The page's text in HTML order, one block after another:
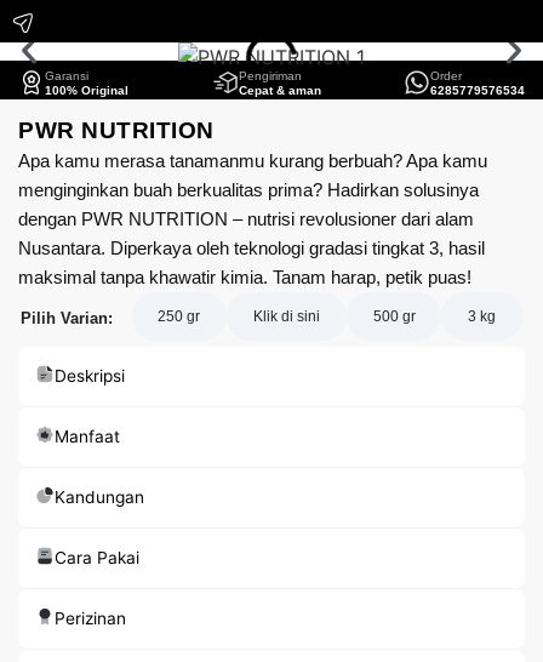
Garansi
100% Original
Pengiriman
Cepat & aman
Order
6285779576534
PWR NUTRITION
Apa kamu merasa tanamanmu kurang berbuah? Apa kamu
menginginkan buah berkualitas prima? Hadirkan solusinya
dengan PWR NUTRITION – nutrisi revolusioner dari alam
Nusantara. Diperkaya oleh teknologi gradasi tingkat 3, hasil
maksimal tanpa khawatir kimia. Tanam harap, petik puas!
Pilih Varian: 250 gr Klik di sini 500 gr 3 kg
Deskripsi
Manfaat
Kandungan
Cara Pakai
Perizinan